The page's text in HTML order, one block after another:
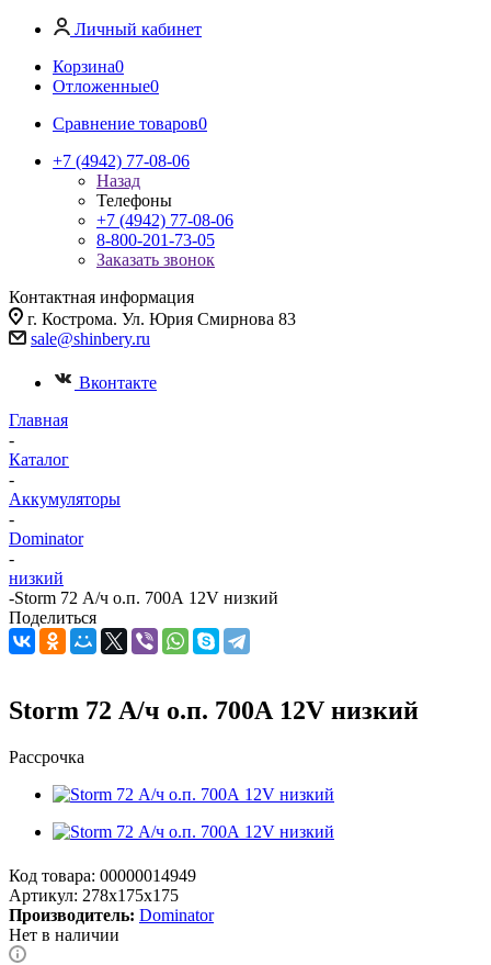
Личный кабинет
Корзина0
Отложенные0
Сравнение товаров0
+7 (4942) 77-08-06
Назад
Телефоны
+7 (4942) 77-08-06
8-800-201-73-05
Заказать звонок
Контактная информация
г. Кострома. Ул. Юрия Смирнова 83
sale@shinbery.ru
Вконтакте
Главная
-
Каталог
-
Аккумуляторы
-
Dominator
-
низкий
-Storm 72 А/ч о.п. 700А 12V низкий
Поделиться
Storm 72 А/ч о.п. 700А 12V низкий
Рассрочка
Код товара: 00000014949
Артикул: 278x175x175
Производитель: Dominator
Нет в наличии